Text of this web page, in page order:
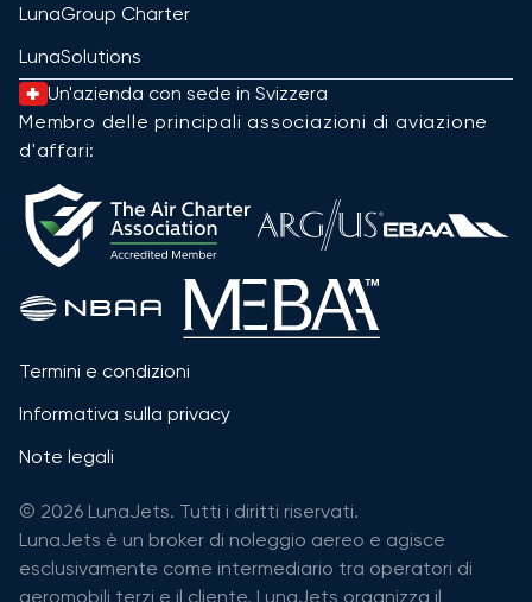
LunaGroup Charter
LunaSolutions
Un'azienda con sede in Svizzera
Membro delle principali associazioni di aviazione
d'affari:
Termini e condizioni
Informativa sulla privacy
Note legali
© 2026 LunaJets. Tutti i diritti riservati.
LunaJets è un broker di noleggio aereo e agisce
esclusivamente come intermediario tra operatori di
aeromobili terzi e il cliente. LunaJets organizza il